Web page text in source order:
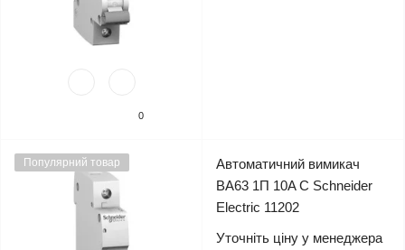
0
Популярний товар
Автоматичний вимикач
ВА63 1П 10A C Schneider
Electric 11202
Уточніть ціну у менеджера